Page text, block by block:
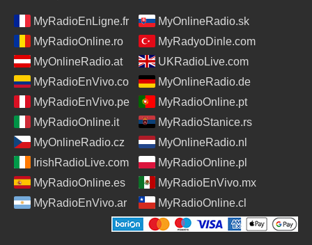
MyRadioEnLigne.fr
MyOnlineRadio.sk
MyRadioOnline.ro
MyRadyoDinle.com
MyOnlineRadio.at
UKRadioLive.com
MyRadioEnVivo.co
MyOnlineRadio.de
MyRadioEnVivo.pe
MyRadioOnline.pt
MyRadioOnline.it
MyRadioStanice.rs
MyOnlineRadio.cz
MyOnlineRadio.nl
IrishRadioLive.com
MyRadioOnline.pl
MyRadioOnline.es
MyRadioEnVivo.mx
MyRadioEnVivo.ar
MyRadioOnline.cl